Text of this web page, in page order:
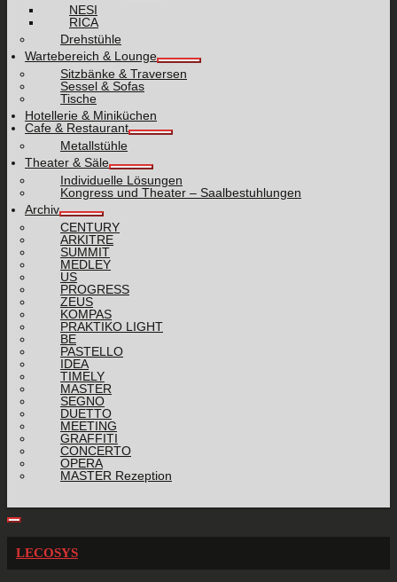
NESI
RICA
Drehstühle
Wartebereich & Lounge
Sitzbänke & Traversen
Sessel & Sofas
Tische
Hotellerie & Miniküchen
Cafe & Restaurant
Metallstühle
Theater & Säle
Individuelle Lösungen
Kongress und Theater – Saalbestuhlungen
Archiv
CENTURY
ARKITRE
SUMMIT
MEDLEY
US
PROGRESS
ZEUS
KOMPAS
PRAKTIKO LIGHT
BE
PASTELLO
IDEA
TIMELY
MASTER
SEGNO
DUETTO
MEETING
GRAFFITI
CONCERTO
OPERA
MASTER Rezeption
LECOSYS